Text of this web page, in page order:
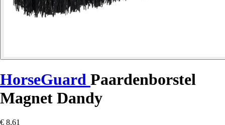
HorseGuard Paardenborstel
Magnet Dandy
€ 8,61